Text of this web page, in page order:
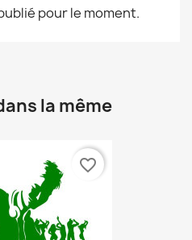
pour le moment.
la même
favorite_border